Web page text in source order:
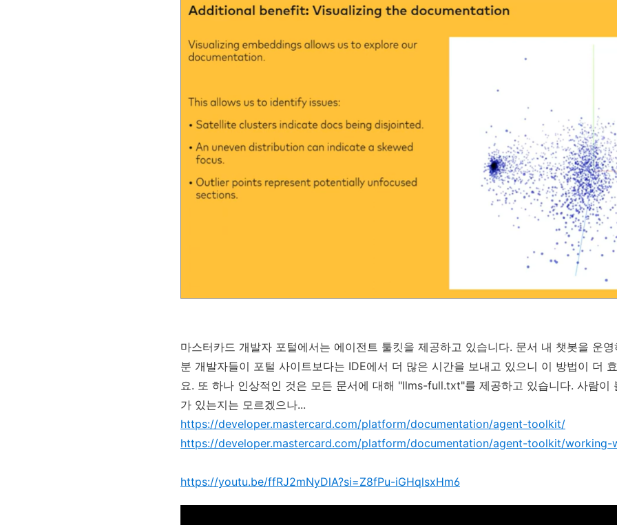
마스터카드 개발자 포털에서는 에이전트 툴킷을 제공하고 있습니다. 문서 내 챗봇을 운
분 개발자들이 포털 사이트보다는 IDE에서 더 많은 시간을 보내고 있으니 이 방법이 더
요. 또 하나 인상적인 것은 모든 문서에 대해 "llms-full.txt"를 제공하고 있습니다. 사람이
가 있는지는 모르겠으나...
https://developer.mastercard.com/platform/documentation/agent-toolkit/
https://developer.mastercard.com/platform/documentation/agent-toolkit/
https://youtu.be/ffRJ2mNyDlA?si=Z8fPu-iGHqlsxHm6